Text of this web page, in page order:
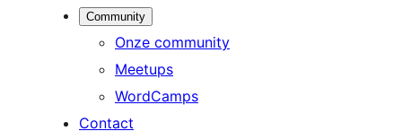
Community
Onze community
Meetups
WordCamps
Contact